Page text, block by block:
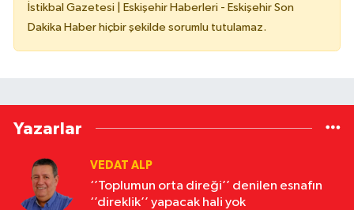
İstikbal Gazetesi | Eskişehir Haberleri - Eskişehir Son
Dakika Haber hiçbir şekilde sorumlu tutulamaz.
Yazarlar
VEDAT ALP
‘’Toplumun orta direği’’ denilen esnafın
‘’direklik’’ yapacak hali yok